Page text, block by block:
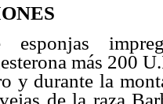
más 200
y durante la
de la raza